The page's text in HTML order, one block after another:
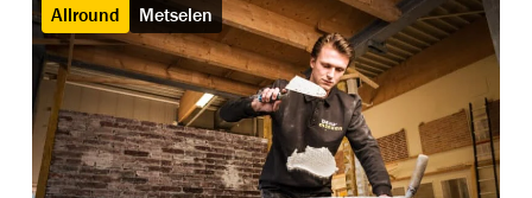
Allround Metselen